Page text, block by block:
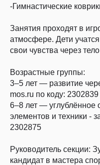
-Гимнастические
Занятия проходят в
атмосфере. Дети
свои чувства через
Возрастные группы:
3–5 лет — развитие
mos.ru по коду: 2302839
6–8 лет — углублённое
элементов и техники -
2302875
Руководитель секции:
кандидат в мастера